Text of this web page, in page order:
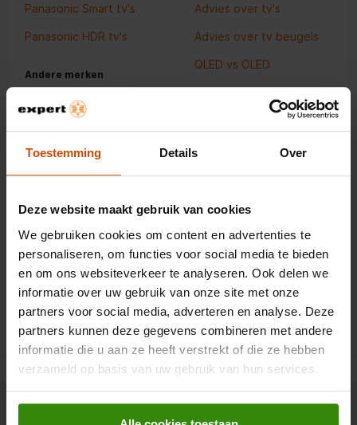
Toestemming Details Over
Deze website maakt gebruik van cookies
We gebruiken cookies om content en advertenties te
personaliseren, om functies voor social media te bieden
en om ons websiteverkeer te analyseren. Ook delen we
informatie over uw gebruik van onze site met onze
partners voor social media, adverteren en analyse. Deze
partners kunnen deze gegevens combineren met andere
informatie die u aan ze heeft verstrekt of die ze hebben
verzameld op basis van uw gebruik van hun services.
Panasonic Smart tv's
Panasonic HDR tv's
Andere merken
Panasonic tv's
Philips tv's
Panasonic tv's
Salora tv's
Sony tv's
Sharp tv's
Toshiba tv's
Advies over tv's
Advies over tv beugels
QLED vs OLED
Wat is HDR-tv?
Wat is OLED
Installatie & montage
Expert installatiedienst
tv's
Wat zeggen onze klanten